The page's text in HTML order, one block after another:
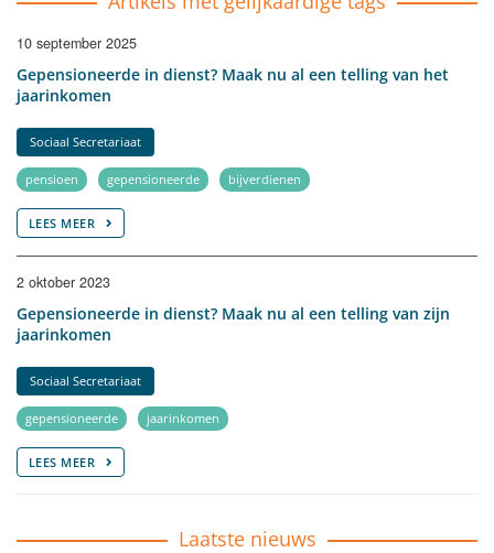
10 september 2025
Gepensioneerde in dienst? Maak nu al een telling van het
jaarinkomen
Sociaal Secretariaat
pensioen gepensioneerde bijverdienen
LEES MEER
2 oktober 2023
Gepensioneerde in dienst? Maak nu al een telling van zijn
jaarinkomen
Sociaal Secretariaat
gepensioneerde jaarinkomen
LEES MEER
Laatste nieuws